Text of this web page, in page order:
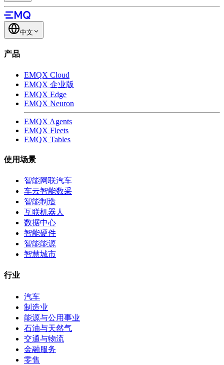
中文
产品
EMQX Cloud
EMQX 企业版
EMQX Edge
EMQX Neuron
EMQX Agents
EMQX Fleets
EMQX Tables
使用场景
智能网联汽车
车云智能数采
智能制造
互联机器人
数据中心
智能硬件
智能能源
智慧城市
行业
汽车
制造业
能源与公用事业
石油与天然气
交通与物流
金融服务
零售